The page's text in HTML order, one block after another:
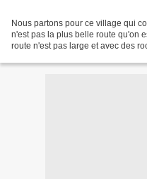
Nous partons pour ce village qui
n'est pas la plus belle route qu'on
route n'est pas large et avec des